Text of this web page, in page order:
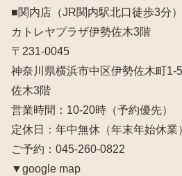
■関内店（JR関内駅北口徒歩3分）
カトレヤプラザ伊勢佐木3階
〒231-0045
神奈川県横浜市中区伊勢佐木町1-
佐木3階
営業時間：10‐20時（予約優先）
定休日：年中無休（年末年始休業
ご予約：045-260-0822
▼google map